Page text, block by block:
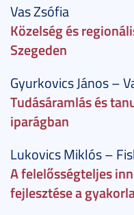
Vas Zsófia
Közelség és
Szegeden
Gyurkovics János –
Tudásáramlás és
iparágban
Lukovics Miklós –
A felelősségteljes
fejlesztése a